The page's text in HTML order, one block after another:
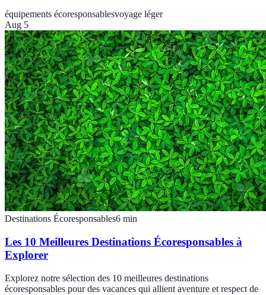
équipements écoresponsablesvoyage léger
Aug 5
Destinations Écoresponsables6 min
Les 10 Meilleures Destinations Écoresponsables à
Explorer
Explorez notre sélection des 10 meilleures destinations
écoresponsables pour des vacances qui allient aventure et respect de